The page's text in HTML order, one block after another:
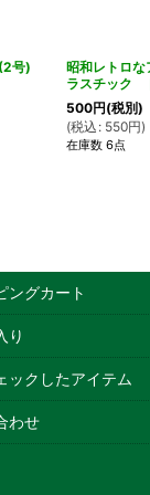
号)
昭和レトロ
ラスチック
500円(税別)
(税込 : 550円)
在庫数 6点
ングカート
り
ックしたアイテム
わせ